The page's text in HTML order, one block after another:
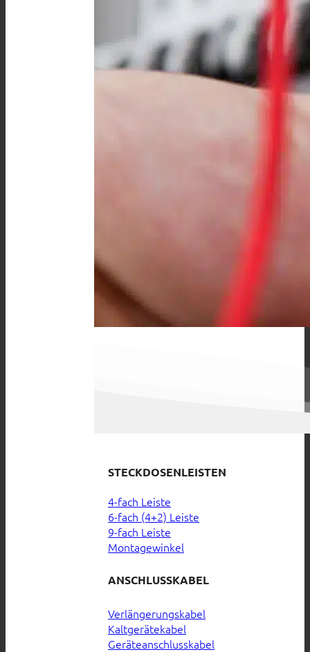
STECKDOSENLEISTEN
4-fach Leiste
6-fach (4+2) Leiste
9-fach Leiste
Montagewinkel
ANSCHLUSSKABEL
Verlängerungskabel
Kaltgerätekabel
Geräteanschlusskabel